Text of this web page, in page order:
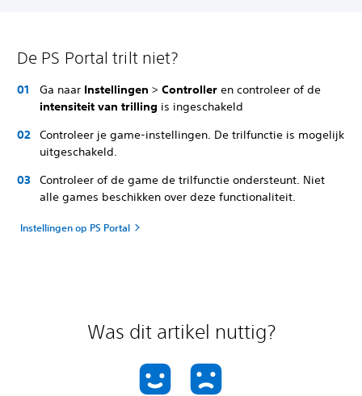
De PS Portal trilt niet?
Ga naar Instellingen > Controller en controleer of de
intensiteit van trilling is ingeschakeld
Controleer je game-instellingen. De trilfunctie is mogelijk
uitgeschakeld.
Controleer of de game de trilfunctie ondersteunt. Niet
alle games beschikken over deze functionaliteit.
Instellingen op PS Portal
Was dit artikel nuttig?